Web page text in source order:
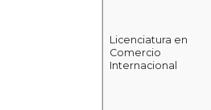
Licenciatura en
Comercio
Internacional